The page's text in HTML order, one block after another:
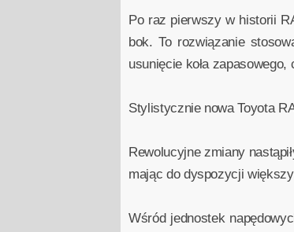
Po raz pierwszy w historii
bok. To rozwiązanie
usunięcie koła
Stylistycznie nowa Toyota
Rewolucyjne zmiany
mając do dyspozycji
Wśród jednostek